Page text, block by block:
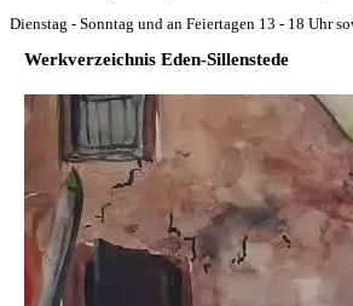
Dienstag - Sonntag und an Feiertagen 13 - 18 Uhr
Werkverzeichnis Eden-Sillenstede